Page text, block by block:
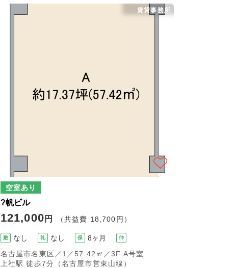
空室あり
?帆ビル
121,000 円 （共益費 18,700円）
敷 なし 礼 なし 保 8ヶ月 仲
名古屋市名東区／1／57.42㎡／3F A号室
上社駅 徒歩7分（名古屋市営東山線）
賃貸事務所